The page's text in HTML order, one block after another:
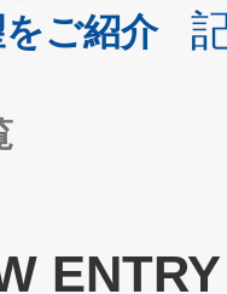
ご紹介
ENTRY